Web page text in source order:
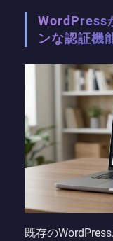
WordPress
ンな認証機
既存の